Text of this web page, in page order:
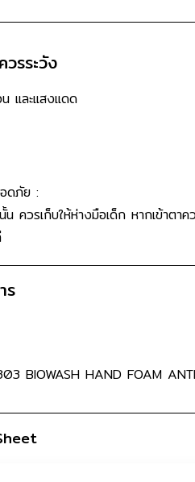
รระวัง
และแสงแดด
ดภัย :
น ควรเก็บให้ห่างมือเด็ก หากเข้าต
ร
BIOWASH HAND FOAM